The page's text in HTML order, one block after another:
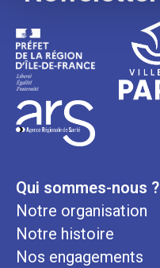
Qui sommes-nous ?
Notre organisation
Notre histoire
Nos engagements